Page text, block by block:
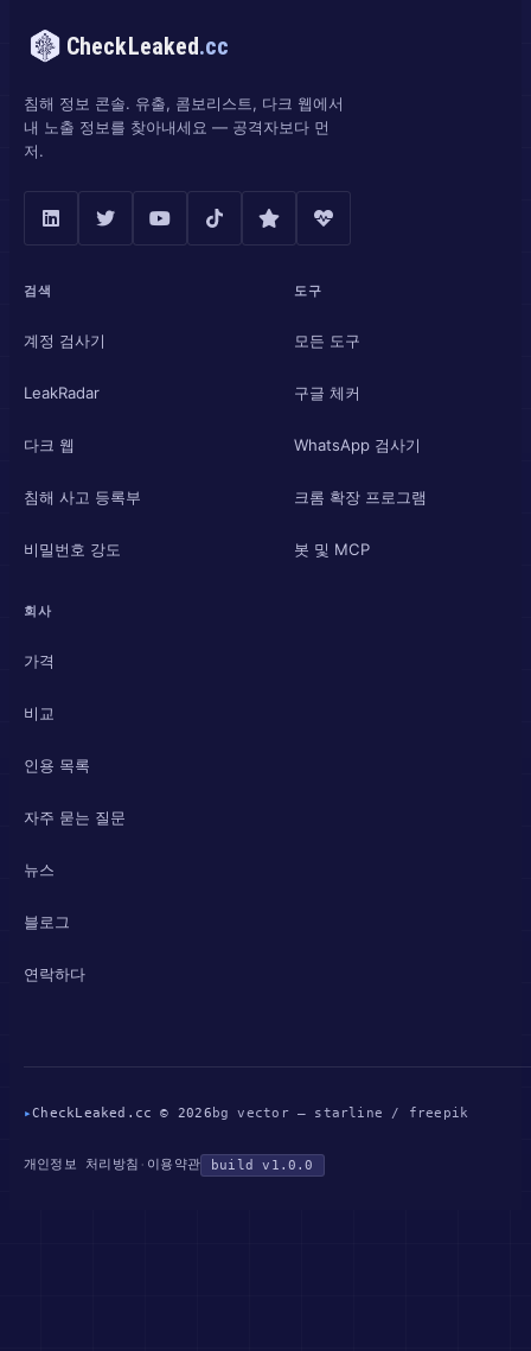
CheckLeaked.cc
침해 정보 콘솔. 유출, 콤보리스트, 다크 웹에서
내 노출 정보를 찾아내세요 — 공격자보다 먼
저.
검색
계정 검사기
LeakRadar
다크 웹
침해 사고 등록부
비밀번호 강도
도구
모든 도구
구글 체커
WhatsApp 검사기
크롬 확장 프로그램
봇 및 MCP
회사
가격
비교
인용 목록
자주 묻는 질문
뉴스
블로그
연락하다
▸CheckLeaked.cc © 2026 bg vector — starline / freepik
개인정보 처리방침 · 이용약관 build v1.0.0